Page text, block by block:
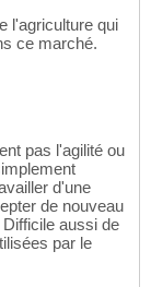
l'agriculture qui
ce marché.
pas l'agilité ou
d'une
de nouveau
aussi de
par le